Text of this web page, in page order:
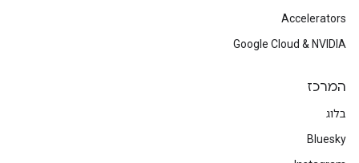
Accelerators
Google Cloud & NVIDIA
המרכז
בלוג
Bluesky